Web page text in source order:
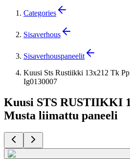
Categories
Sisaverhous
Sisaverhouspaneelit
Kuusi Sts Rustiikki 13x212 Tk
Ig0130007
Kuusi STS RUSTIIKKI
Musta liimattu paneeli